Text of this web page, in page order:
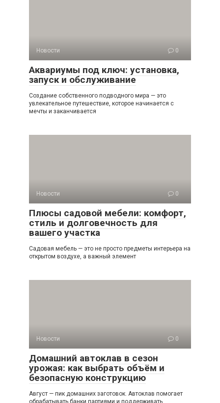
Новости 0
Аквариумы под ключ: установка,
запуск и обслуживание
Создание собственного подводного мира — это
увлекательное путешествие, которое начинается с
мечты и заканчивается
Новости 0
Плюсы садовой мебели: комфорт,
стиль и долговечность для
вашего участка
Садовая мебель — это не просто предметы интерьера на
открытом воздухе, а важный элемент
Новости 0
Домашний автоклав в сезон
урожая: как выбрать объём и
безопасную конструкцию
Август — пик домашних заготовок. Автоклав помогает
обрабатывать банки партиями и поддерживать